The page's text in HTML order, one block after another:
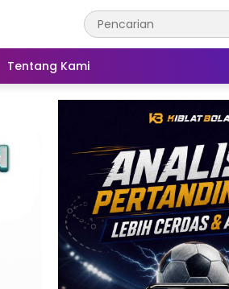
Tentang Kami